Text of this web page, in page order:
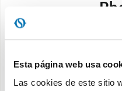
Esta página web usa
Las cookies de este sitio
l split simple de